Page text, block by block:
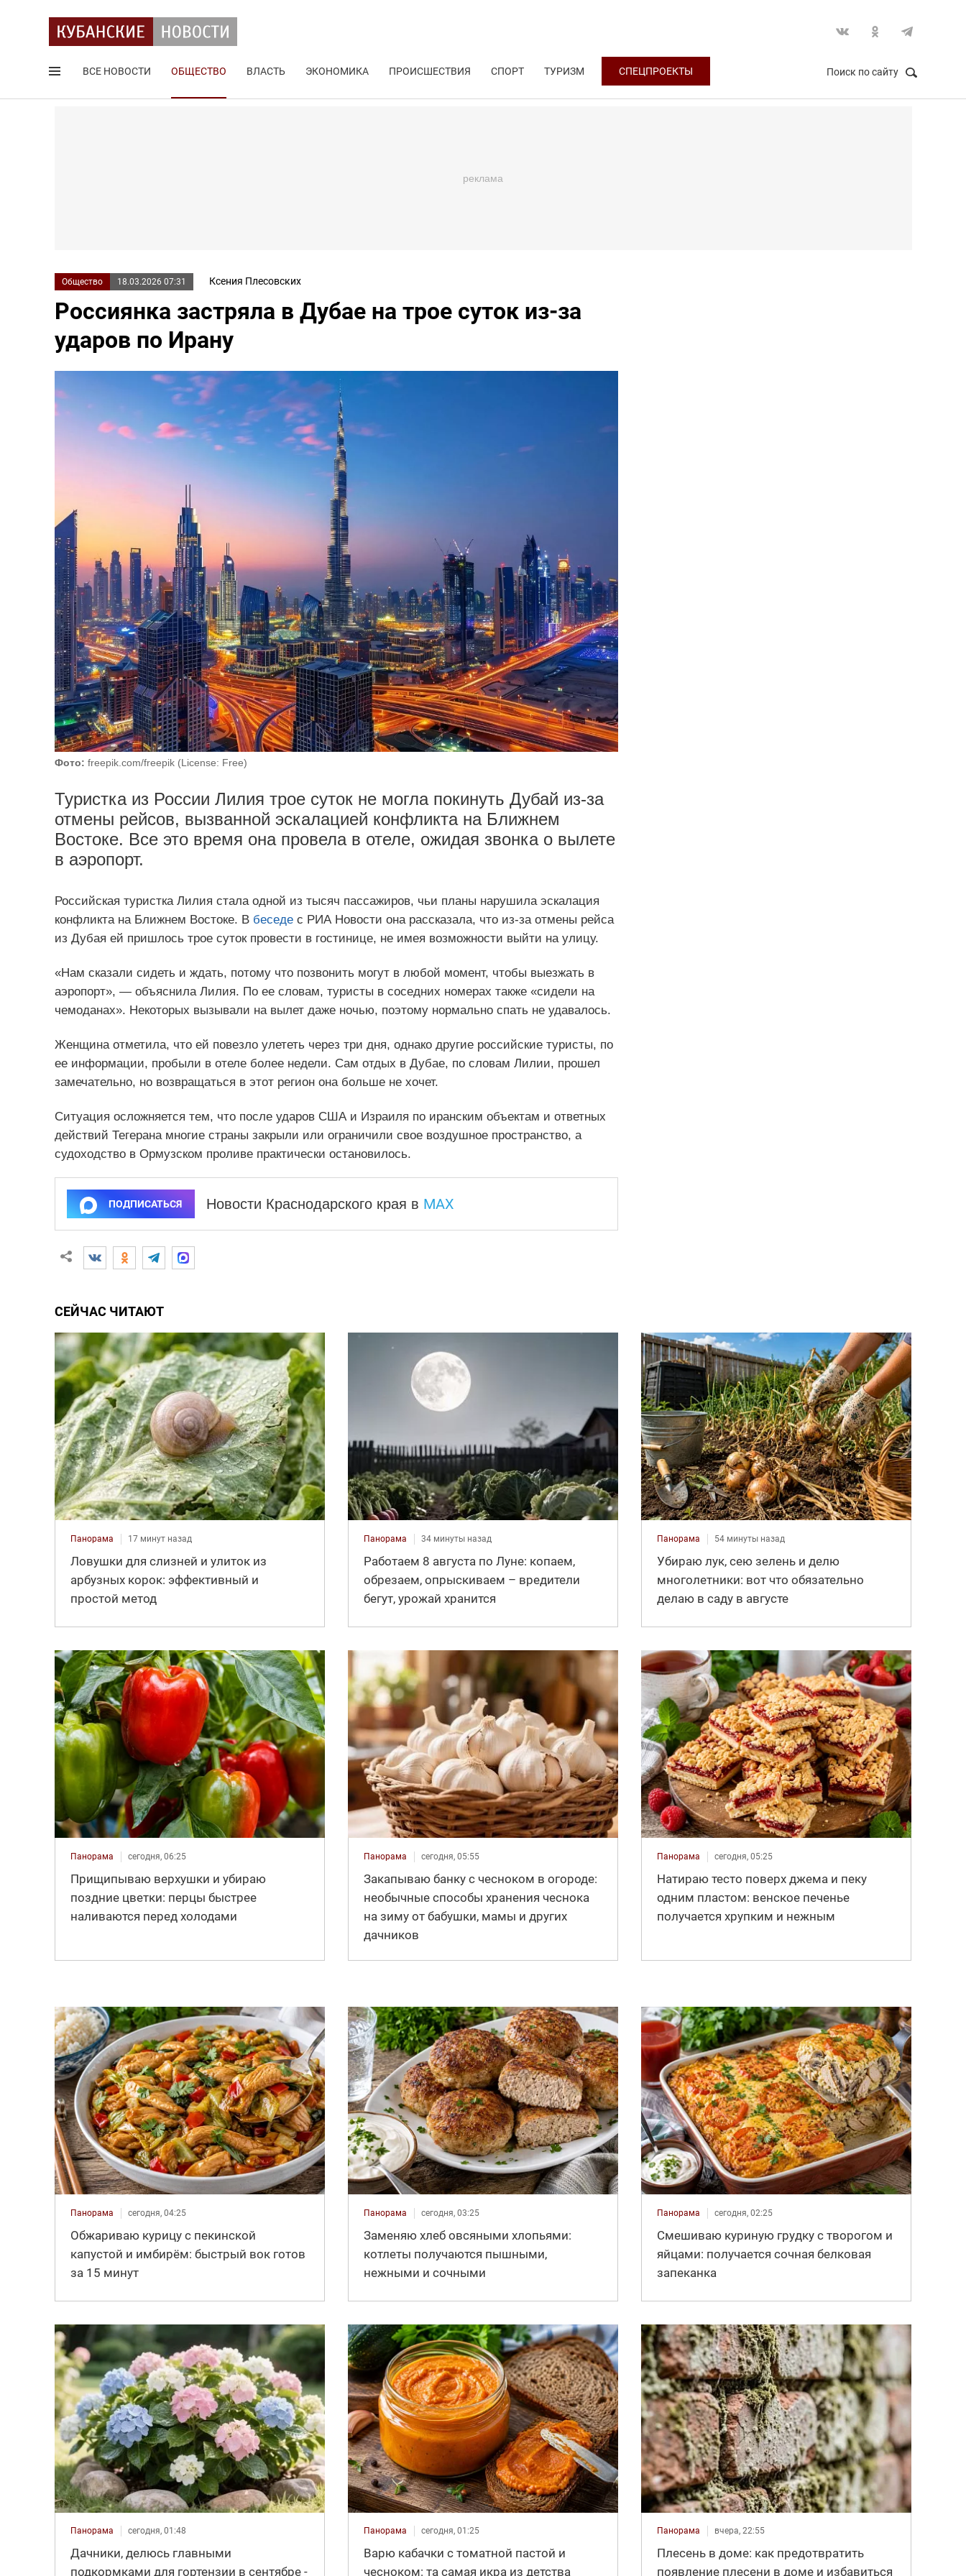
ВСЕ НОВОСТИ ОБЩЕСТВО ВЛАСТЬ ЭКОНОМИКА ПРОИСШЕСТВИЯ СПОРТ ТУРИЗМ СПЕЦПРОЕКТЫ Поиск по сайту
Общество 18.03.2026 07:31 Ксения Плесовских
Россиянка застряла в Дубае на трое суток из-за
ударов по Ирану
Фото: freepik.com/freepik (License: Free)
Туристка из России Лилия трое суток не могла покинуть Дубай из-за
отмены рейсов, вызванной эскалацией конфликта на Ближнем
Востоке. Все это время она провела в отеле, ожидая звонка о вылете
в аэропорт.
Российская туристка Лилия стала одной из тысяч пассажиров, чьи планы нарушила эскалация
конфликта на Ближнем Востоке. В беседес РИА Новости она рассказала, что из-за отмены рейса
из Дубая ей пришлось трое суток провести в гостинице, не имея возможности выйти на улицу.
«Нам сказали сидеть и ждать, потому что позвонить могут в любой момент, чтобы выезжать в
аэропорт», — объяснила Лилия. По ее словам, туристы в соседних номерах также «сидели на
чемоданах». Некоторых вызывали на вылет даже ночью, поэтому нормально спать не удавалось.
Женщина отметила, что ей повезло улететь через три дня, однако другие российские туристы, по
ее информации, пробыли в отеле более недели. Сам отдых в Дубае, по словам Лилии, прошел
замечательно, но возвращаться в этот регион она больше не хочет.
Ситуация осложняется тем, что после ударов США и Израиля по иранским объектам и ответных
действий Тегерана многие страны закрыли или ограничили свое воздушное пространство, а
судоходство в Ормузском проливе практически остановилось.
ПОДПИСАТЬСЯ Новости Краснодарского края в MAX
СЕЙЧАС ЧИТАЮТ
Панорама 17 минут назад
Ловушки для слизней и улиток из
арбузных корок: эффективный и
простой метод
Панорама 34 минуты назад
Работаем 8 августа по Луне: копаем,
обрезаем, опрыскиваем – вредители
бегут, урожай хранится
Панорама 54 минуты назад
Убираю лук, сею зелень и делю
многолетники: вот что обязательно
делаю в саду в августе
Панорама сегодня, 06:25
Прищипываю верхушки и убираю
поздние цветки: перцы быстрее
наливаются перед холодами
Панорама сегодня, 05:55
Закапываю банку с чесноком в огороде:
необычные способы хранения чеснока
на зиму от бабушки, мамы и других
дачников
Панорама сегодня, 05:25
Натираю тесто поверх джема и пеку
одним пластом: венское печенье
получается хрупким и нежным
Панорама сегодня, 04:25
Обжариваю курицу с пекинской
капустой и имбирём: быстрый вок готов
за 15 минут
Панорама сегодня, 03:25
Заменяю хлеб овсяными хлопьями:
котлеты получаются пышными,
нежными и сочными
Панорама сегодня, 02:25
Смешиваю куриную грудку с творогом и
яйцами: получается сочная белковая
запеканка
Панорама сегодня, 01:48
Дачники, делюсь главными
подкормками для гортензии в сентябре -
Панорама сегодня, 01:25
Варю кабачки с томатной пастой и
чесноком: та самая икра из детства
Панорама вчера, 22:55
Плесень в доме: как предотвратить
появление плесени в доме и избавиться